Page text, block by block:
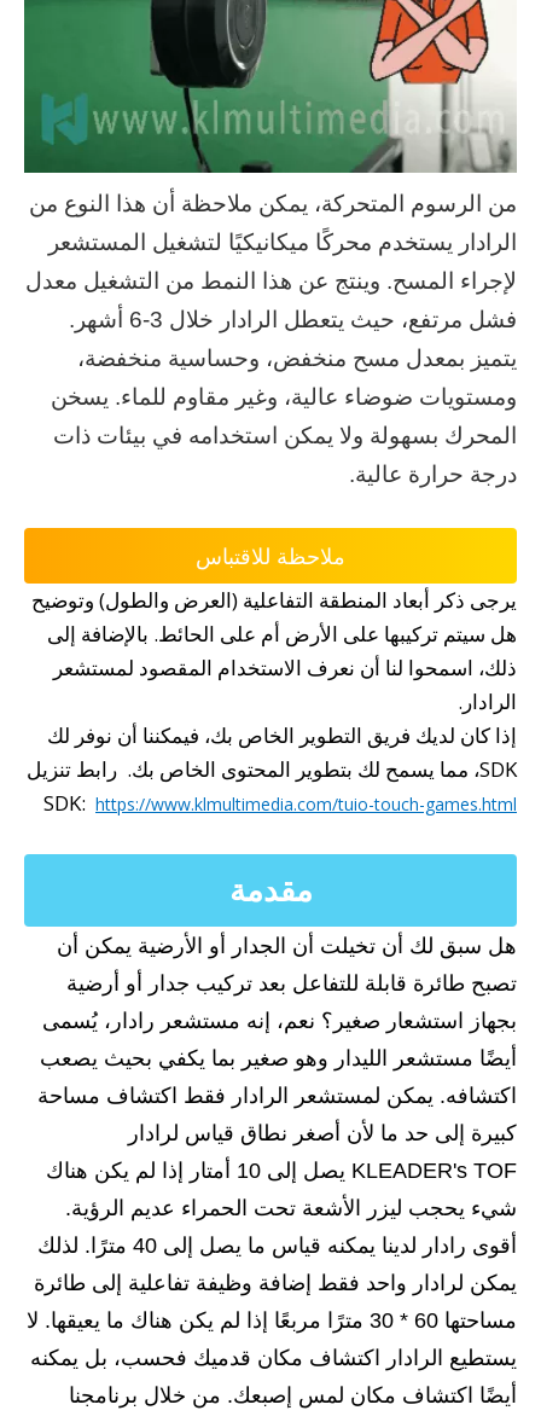
من الرسوم المتحركة، يمكن ملاحظة أن هذا النوع من
الرادار يستخدم محركًا ميكانيكيًا لتشغيل المستشعر
لإجراء المسح. وينتج عن هذا النمط من التشغيل معدل
فشل مرتفع، حيث يتعطل الرادار خلال 3-6 أشهر.
يتميز بمعدل مسح منخفض، وحساسية منخفضة،
ومستويات ضوضاء عالية، وغير مقاوم للماء. يسخن
المحرك بسهولة ولا يمكن استخدامه في بيئات ذات
درجة حرارة عالية.
ملاحظة للاقتباس
يرجى ذكر أبعاد المنطقة التفاعلية (العرض والطول) وتوضيح
هل سيتم تركيبها على الأرض أم على الحائط. بالإضافة إلى
ذلك، اسمحوا لنا أن نعرف الاستخدام المقصود لمستشعر
الرادار.
إذا كان لديك فريق التطوير الخاص بك، فيمكننا أن نوفر لك
SDK، مما يسمح لك بتطوير المحتوى الخاص بك. رابط تنزيل
SDK: https://www.klmultimedia.com/tuio-touch-games.html
مقدمة
هل سبق لك أن تخيلت أن الجدار أو الأرضية يمكن أن
تصبح طائرة قابلة للتفاعل بعد تركيب جدار أو أرضية
بجهاز استشعار صغير؟ نعم، إنه مستشعر رادار، يُسمى
أيضًا مستشعر الليدار وهو صغير بما يكفي بحيث يصعب
اكتشافه. يمكن لمستشعر الرادار فقط اكتشاف مساحة
كبيرة إلى حد ما لأن أصغر نطاق قياس لرادار
KLEADER's TOF يصل إلى 10 أمتار إذا لم يكن هناك
شيء يحجب ليزر الأشعة تحت الحمراء عديم الرؤية.
أقوى رادار لدينا يمكنه قياس ما يصل إلى 40 مترًا. لذلك
يمكن لرادار واحد فقط إضافة وظيفة تفاعلية إلى طائرة
مساحتها 60 * 30 مترًا مربعًا إذا لم يكن هناك ما يعيقها. لا
يستطيع الرادار اكتشاف مكان قدميك فحسب، بل يمكنه
أيضًا اكتشاف مكان لمس إصبعك. من خلال برنامجنا